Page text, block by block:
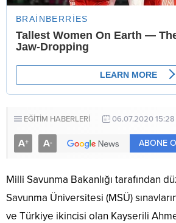
EĞİTİM HABERLERİ 06.07.2020 15:28
A+ A- ABONE
Milli Savunma Bakanlığı tarafından
Savunma Üniversitesi (MSÜ)
ve Türkiye ikincisi olan Kayserili